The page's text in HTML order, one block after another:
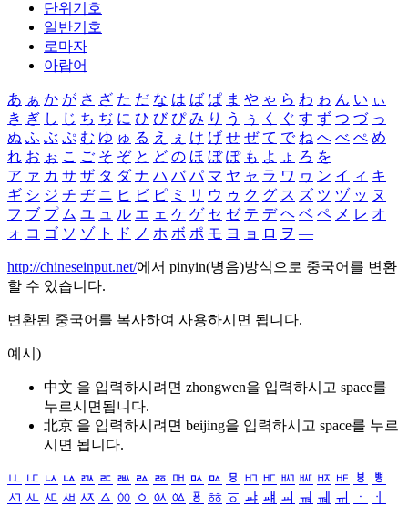
단위기호
일반기호
로마자
아랍어
あ ぁ か が さ ざ た だ な は ば ぱ ま や ゃ ら わ ゎ ん い ぃ
き ぎ し じ ち ぢ に ひ び ぴ み り う ぅ く ぐ す ず つ づ っ
ぬ ふ ぶ ぷ む ゆ ゅ る え ぇ け げ せ ぜ て で ね へ べ ぺ め
れ お ぉ こ ご そ ぞ と ど の ほ ぼ ぽ も よ ょ ろ を
ア ァ カ サ ザ タ ダ ナ ハ バ パ マ ヤ ャ ラ ワ ヮ ン イ ィ キ
ギ シ ジ チ ヂ ニ ヒ ビ ピ ミ リ ウ ゥ ク グ ス ズ ツ ヅ ッ ヌ
フ ブ プ ム ユ ュ ル エ ェ ケ ゲ セ ゼ テ デ ヘ ベ ペ メ レ オ
ォ コ ゴ ソ ゾ ト ド ノ ホ ボ ポ モ ヨ ョ ロ ヲ ―
http://chineseinput.net/에서 pinyin(병음)방식으로 중국어를 변환
할 수 있습니다.
변환된 중국어를 복사하여 사용하시면 됩니다.
예시)
中文 을 입력하시려면 zhongwen을 입력하시고 space를
누르시면됩니다.
北京 을 입력하시려면 beijing을 입력하시고 space를 누르
시면 됩니다.
ㅥ ㅦ ㅧ ㅨ ㅩ ㅪ ㅫ ㅬ ㅭ ㅮ ㅯ ㅰ ㅱ ㅲ ㅳ ㅴ ㅵ ㅶ ㅷ ㅸ
ㅹ
ㅺ ㅻ ㅼ ㅽ ㅾ ㅿ ㆀ ㆁ ㆂ ㆃ ㆄ ㆅ ㆆ ㆇ ㆈ ㆉ ㆊ ㆋ ㆌ ㆍ
ㆎ